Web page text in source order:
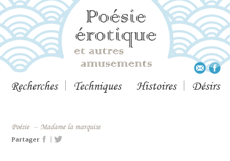
Recherches Techniques Histoires Désirs
Poésie – Madame la marquise
Partager |